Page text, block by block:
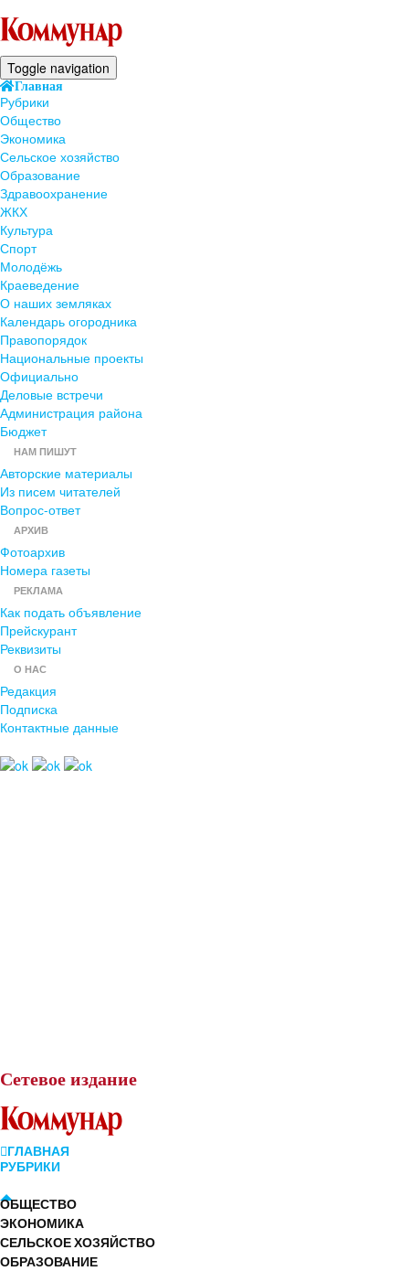
Toggle navigation
Главная
Рубрики
Общество
Экономика
Сельское хозяйство
Образование
Здравоохранение
ЖКХ
Культура
Спорт
Молодёжь
Краеведение
О наших земляках
Календарь огородника
Правопорядок
Национальные проекты
Официально
Деловые встречи
Администрация района
Бюджет
НАМ ПИШУТ
Авторские материалы
Из писем читателей
Вопрос-ответ
АРХИВ
Фотоархив
Номера газеты
РЕКЛАМА
Как подать объявление
Прейскурант
Реквизиты
О НАС
Редакция
Подписка
Контактные данные
Сетевое издание
ГЛАВНАЯ
РУБРИКИ
ОБЩЕСТВО
ЭКОНОМИКА
СЕЛЬСКОЕ ХОЗЯЙСТВО
ОБРАЗОВАНИЕ